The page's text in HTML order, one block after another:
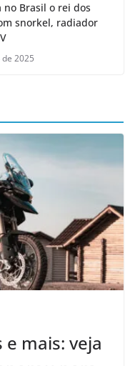
no Brasil o rei dos
snorkel, radiador
2025
e mais: veja